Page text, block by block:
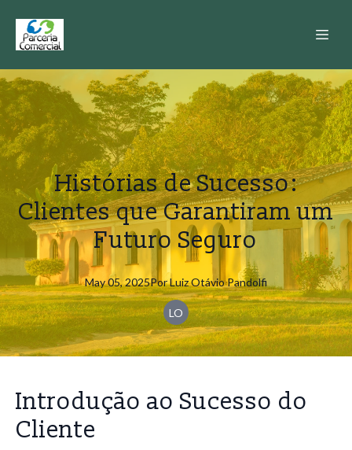
Histórias de Sucesso:
Clientes que Garantiram um
Futuro Seguro
May 05, 2025PorLuizOtávio Pandolfi
LO
Introdução ao Sucesso do
Cliente